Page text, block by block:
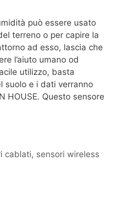
può essere usato
terreno o per capire la
ad esso, lascia che
l’aiuto umano od
utilizzo, basta
suolo e i dati verranno
HOUSE. Questo sensore
cablati, sensori wireless